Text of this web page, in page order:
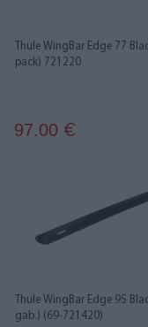
Thule WingBar Edge 77
pack) 721220
97.00 €
Thule WingBar Edge 95
gab.) (69-721420)